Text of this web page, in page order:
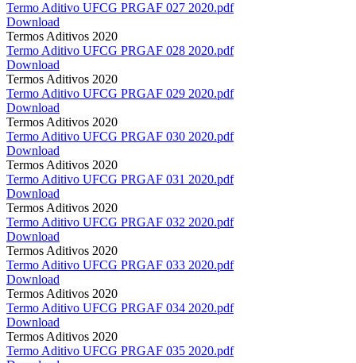
Termo Aditivo UFCG PRGAF 027 2020.pdf
Download
Termos Aditivos 2020
Termo Aditivo UFCG PRGAF 028 2020.pdf
Download
Termos Aditivos 2020
Termo Aditivo UFCG PRGAF 029 2020.pdf
Download
Termos Aditivos 2020
Termo Aditivo UFCG PRGAF 030 2020.pdf
Download
Termos Aditivos 2020
Termo Aditivo UFCG PRGAF 031 2020.pdf
Download
Termos Aditivos 2020
Termo Aditivo UFCG PRGAF 032 2020.pdf
Download
Termos Aditivos 2020
Termo Aditivo UFCG PRGAF 033 2020.pdf
Download
Termos Aditivos 2020
Termo Aditivo UFCG PRGAF 034 2020.pdf
Download
Termos Aditivos 2020
Termo Aditivo UFCG PRGAF 035 2020.pdf